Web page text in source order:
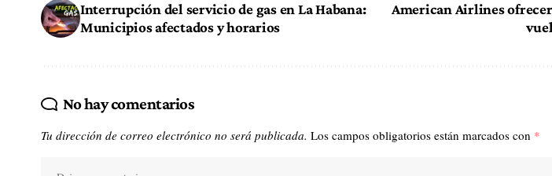
Interrupción del servicio de gas en La Habana:
Municipios afectados y horarios
American Airlines
No hay comentarios
Tu dirección de correo electrónico no será publicada. Los campos obligatorios están marcados con *